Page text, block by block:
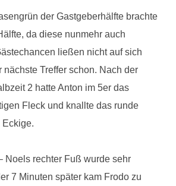
der Gastgeberhälfte brachte
da diese nunmehr auch
ließen nicht auf sich
nächste Treffer schon. Nach der
2 hatte Anton im 5er das
Fleck und knallte das runde
Eckige.
Noels rechter Fuß wurde sehr
7 Minuten später kam Frodo zu